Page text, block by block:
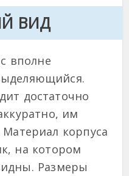
ВИД
вполне
достаточно
им
корпуса
на котором
Размеры